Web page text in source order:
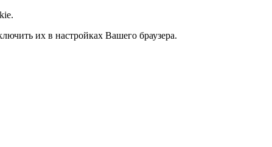
их в настройках Вашего браузера.